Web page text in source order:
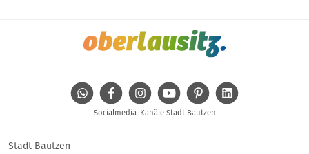
WhatsAppFacebookInstagramYoutube Pinterest
Socialmedia-Kanäle Stadt Bautzen
Stadt Bautzen